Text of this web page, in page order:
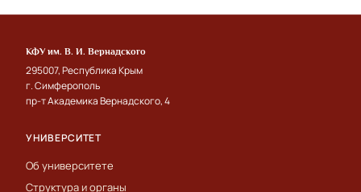
КФУ им. В. И. Вернадского
295007, Республика Крым
г. Симферополь
пр-т Академика Вернадского, 4
УНИВЕРСИТЕТ
Об университете
Структура и органы